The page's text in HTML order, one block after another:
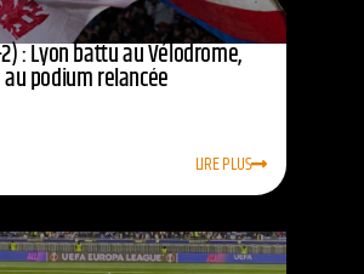
2) : Lyon battu au Vélodrome,
podium relancée
LIRE PLUS